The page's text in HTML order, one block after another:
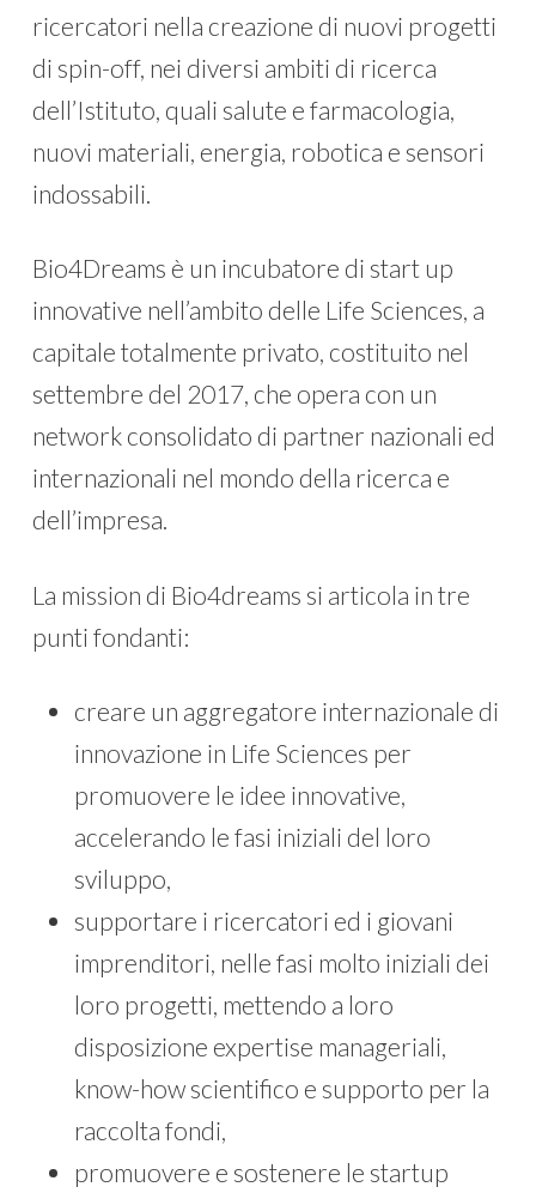
ricercatori nella creazione di nuovi progetti
di spin-off, nei diversi ambiti di ricerca
dell’Istituto, quali salute e farmacologia,
nuovi materiali, energia, robotica e sensori
indossabili.
Bio4Dreams è un incubatore di start up
innovative nell’ambito delle Life Sciences, a
capitale totalmente privato, costituito nel
settembre del 2017, che opera con un
network consolidato di partner nazionali ed
internazionali nel mondo della ricerca e
dell’impresa.
La mission di Bio4dreams si articola in tre
punti fondanti:
creare un aggregatore internazionale di
innovazione in Life Sciences per
promuovere le idee innovative,
accelerando le fasi iniziali del loro
sviluppo,
supportare i ricercatori ed i giovani
imprenditori, nelle fasi molto iniziali dei
loro progetti, mettendo a loro
disposizione expertise manageriali,
know-how scientifico e supporto per la
raccolta fondi,
promuovere e sostenere le startup